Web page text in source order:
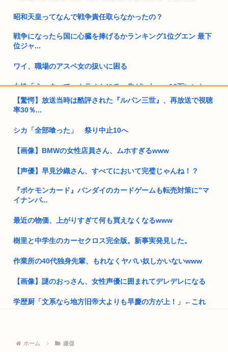
昭和天皇ってなんで戦争責任取らなかったの？
戦争になったら国に心臓を捧げるかランキング1位グエン 最下
位ジャ...
ワイ、職場のアスペ女の扱いに困る
女性「え、まって。カラオケにチー牛がいた」⬅10万いいね
【高市早苗】愛国者「ドイツは戦争責任をヒトラーとナチスに
押し付け...
女性「たいへん！彼氏が波にさらわれたの！」 浜辺を散策しな
とも交...
埼玉俺「オイ！田舎モン！w」大阪人「…埼玉言うほど栄えて
ないやん...
国交省が53年間ほったらかしの四国新幹線にやる気を出す
【画像】重音テト（31）←ワイ（19）「うおwババアやんw 」
兵のレ●...
【高市早苗】ドイツ女性 「靖国行ってみたけど軍服で軍歌流し
【驚愕】放送当時は酷評された『ルパン三世』、再放送で視聴
率30％...
シカ「全部喰った」 祭り中止10へ
【画像】BMWの女性店員さん、ムホすぎるwww
【声優】早見沙織さん、すべてにおいて完璧じゃんね！？
『ポケモンカード』バンダイのカードゲームも転売対策に”マ
イナンバ...
最近の物価、上がりすぎて何も買えなくなるwww
樹里と中学生のカーセクロス完全版。新事実発見した。
作業所の40代独身先輩、もれなくヤバい奴しかいないwww
【画像】謎のおっさん、女性声優に囲まれてデレデレになる
学歴厨「文系なら地方旧帝大よりも早慶の方が上！」←これ
スプラトゥーン詰まらな過ぎる
ホーム 嫌儲